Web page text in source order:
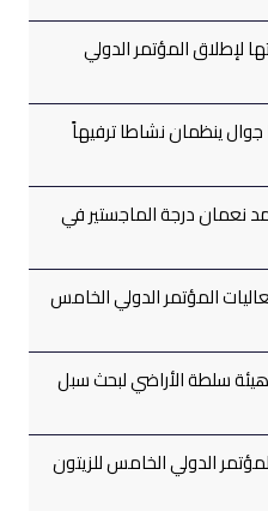
لإطلاق المؤتمر الدولي
جوال ينظمان نشاطا ترفيهاً
نعمان درجة الماجستير في
المؤتمر الدولي الخامس
سلطة الأراضي لبحث سبل
الدولي الخامس للزيتون